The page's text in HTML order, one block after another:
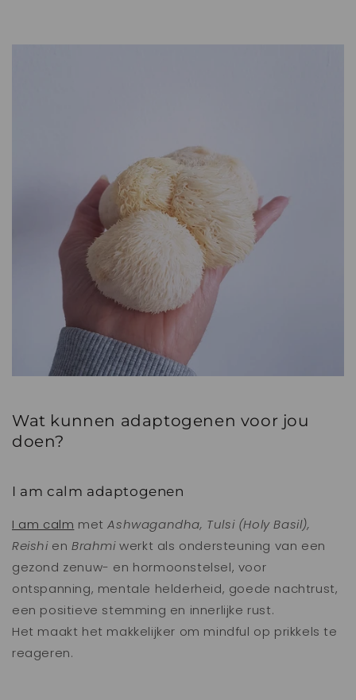
Wat kunnen adaptogenen voor jou
doen?
I am calm adaptogenen
I am calm metAshwagandha, Tulsi (Holy Basil),
ReishienBrahmiwerkt als ondersteuning van een
gezond zenuw- en hormoonstelsel, voor
ontspanning, mentale helderheid, goede nachtrust,
een positieve stemming en innerlijke rust.
Het maakt het makkelijker om mindful op prikkels te
reageren.